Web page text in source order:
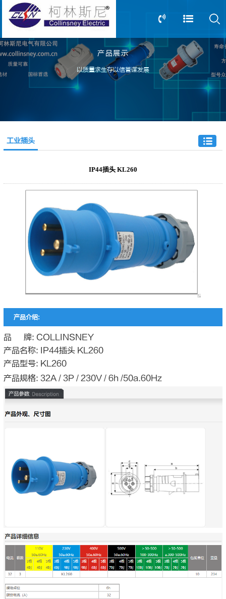
产品展示
以质量求生存以信誉谋发展
13805239166
0517-83612898
工业插头
IP44插头 KL260
产品介绍:
品 牌: COLLINSNEY
产品名称: IP44插头 KL260
产品型号: KL260
产品规格: 32A / 3P / 230V / 6h /50a.60Hz